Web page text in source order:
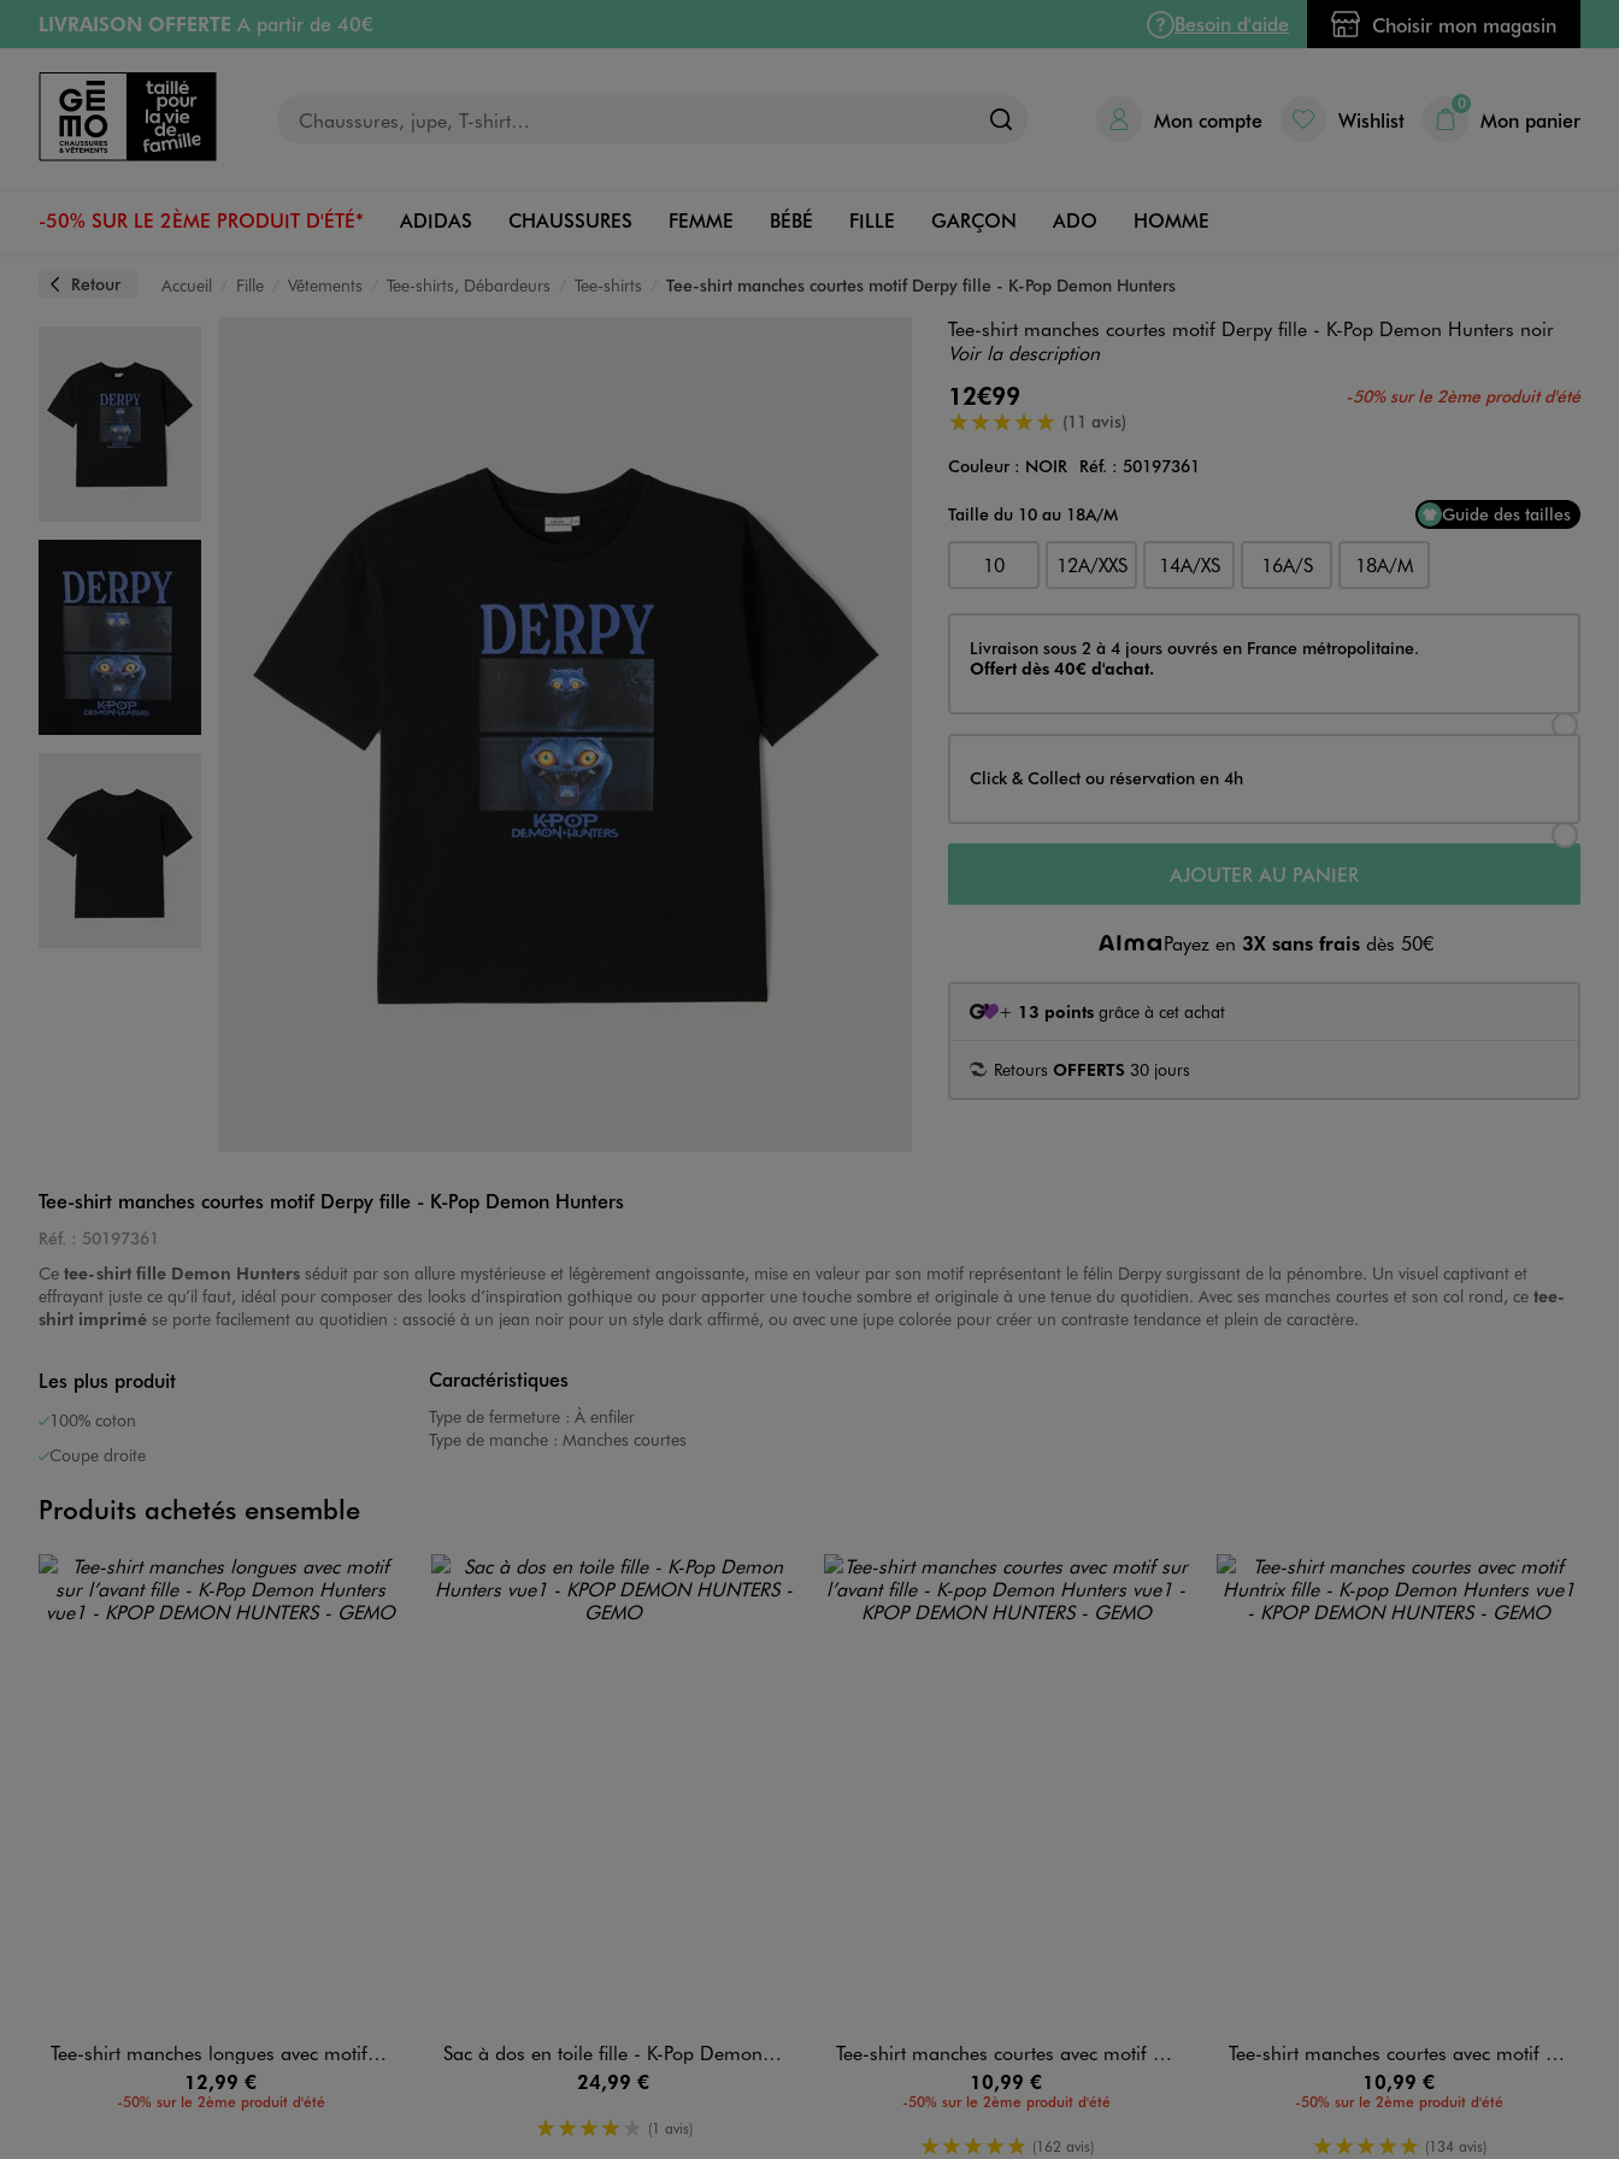
Aller au contenu principal
Aller à la navigation
LIVRAISON OFFERTE A partir de 40€
RETRAIT ET LIVRAISON OFFERTE
RÉSERVATION GRATUITE
4h en magasin
Retours OFFERTSpendant 30 jours
Besoin d'aide Choisir mon magasin
Mon compte Wishlist
0
Mon panier
-50% SUR LE 2ÈME PRODUIT D'ÉTÉ* ADIDAS CHAUSSURES FEMME BÉBÉ FILLE GARÇON ADO HOMME
Retour Accueil Fille Vêtements Tee-shirts, Débardeurs Tee-shirts Tee-shirt manches courtes motif Derpy fille - K-Pop Demon Hunters
Image 2 sur 3
Tee-shirt manches courtes motif Derpy fille - K-Pop Demon Hunters noir
Voir la description
12€99 -50% sur le 2ème produit d'été
5/5 de moyenne(11 avis)
Couleur
Couleur : NOIR Réf. : 50197361
Taille du 10 au 18A/M
Guide des tailles
10 12A/XXS 14A/XS 16A/S 18A/M
Livraison
Livraison sous 2 à 4 jours ouvrés en France métropolitaine.
Offert dès 40€ d'achat.
Click & Collect ou réservation en 4h
AJOUTER AU PANIER
Payez en 3X sans fraisdès 50€
+ 13 pointsgrâce à cet achat
Retours OFFERTS 30 jours
Tee-shirt manches courtes motif Derpy fille - K-Pop Demon Hunters
Réf. : 50197361
Ce tee-shirt fille Demon Hunters séduit par son allure mystérieuse et légèrement angoissante, mise en valeur par son motif représentant le félin Derpy surgissant de la pénombre. Un visuel captivant et
effrayant juste ce qu’il faut, idéal pour composer des looks d’inspiration gothique ou pour apporter une touche sombre et originale à une tenue du quotidien. Avec ses manches courtes et son col rond, ce tee-
shirt imprimé se porte facilement au quotidien : associé à un jean noir pour un style dark affirmé, ou avec une jupe colorée pour créer un contraste tendance et plein de caractère.
Les plus produit
100% coton
Coupe droite
Caractéristiques
Type de fermeture : À enfiler
Type de manche : Manches courtes
Produits achetés ensemble
Tee-shirt manches longues avec motif sur l’avant fille - K-Pop Demon Hunters
12,99 €
-50% sur le 2ème produit d'été
Sac à dos en toile fille - K-Pop Demon Hunters
24,99 €
4/5 de moyenne
(1 avis)
Tee-shirt manches courtes avec motif sur l’avant fille - K-pop Demon Hunters
10,99 €
-50% sur le 2ème produit d'été
5/5 de moyenne
(162 avis)
Tee-shirt manches courtes avec motif Huntrix fille - K-pop Demon Hunters
10,99 €
-50% sur le 2ème produit d'été
5/5 de moyenne
(134 avis)